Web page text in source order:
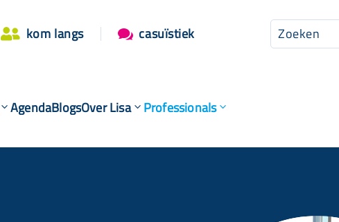
 kom langs  casuïstiek
AgendaBlogsOver Lisa Professionals